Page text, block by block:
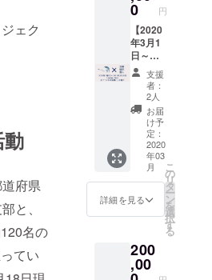
ェク
府県
と、
名の
てい
す。 ※
公序良
俗に反
する内
容など
はお受
けでき
ませ
ん。
容など
けでき
ませ
ん。
ないと
いけな
いこ
と」よ
りも
「やり
たいこ
と」を
重視し
て、楽
しみな
がら作
り上げ
てきま
した。
Teache
r Aide
して、
一緒に
楽しく
パンフ
レッ
ト、当
日の配
布資料
などに
協賛と
して名
前やロ
ゴを入
れさせ
て頂
き、イ
ベント
時にも
紹介さ
せて頂
ベント
は
Twitter
0 円
【2020
年3月1
日～
2022年
2月28日
Teache
r Aide
全イベ
ントの
協賛と
して紹
介】 約
2年間
Teache
r Aide
ライ
ヤーや
パンフ
支援
者：
2人
お届
け予
定：
2020
年03
月
詳細を見る
こ
の
リ
タ
ー
ン
を
選
択
す
る
200
,00